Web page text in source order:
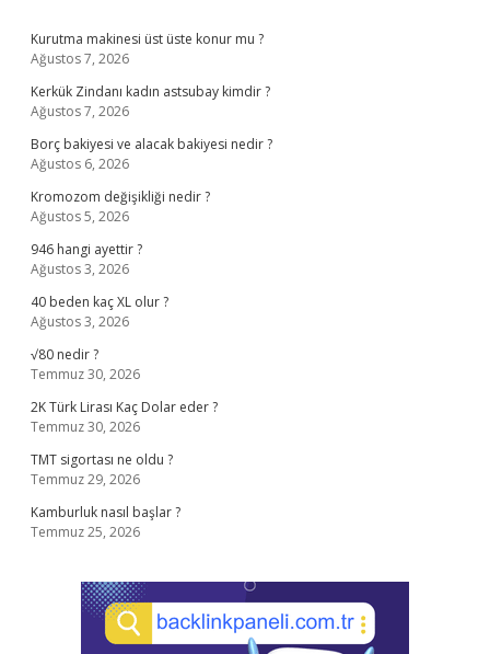
Kurutma makinesi üst üste konur mu ?
Ağustos 7, 2026
Kerkük Zindanı kadın astsubay kimdir ?
Ağustos 7, 2026
Borç bakiyesi ve alacak bakiyesi nedir ?
Ağustos 6, 2026
Kromozom değişikliği nedir ?
Ağustos 5, 2026
946 hangi ayettir ?
Ağustos 3, 2026
40 beden kaç XL olur ?
Ağustos 3, 2026
√80 nedir ?
Temmuz 30, 2026
2K Türk Lirası Kaç Dolar eder ?
Temmuz 30, 2026
TMT sigortası ne oldu ?
Temmuz 29, 2026
Kamburluk nasıl başlar ?
Temmuz 25, 2026